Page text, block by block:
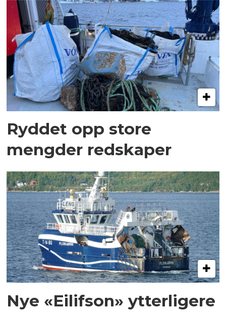
Ryddet opp store
mengder redskaper
Nye «Eilifson» ytterligere